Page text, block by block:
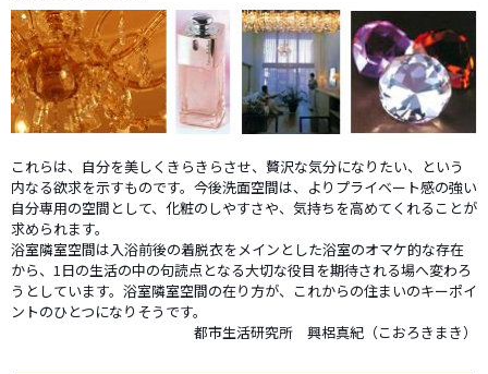
これらは、自分を美しくきらきらさせ、贅沢な気分になりたい、という
内なる欲求を示すものです。今後洗面空間は、よりプライベート感の強い
自分専用の空間として、化粧のしやすさや、気持ちを高めてくれることが
求められます。
浴室隣室空間は入浴前後の着脱衣をメインとした浴室のオマケ的な存在
から、1日の生活の中の句読点となる大切な役目を期待される場へ変わろ
うとしています。浴室隣室空間の在り方が、これからの住まいのキーポイ
ントのひとつになりそうです。
都市生活研究所 興梠真紀（こおろきまき）